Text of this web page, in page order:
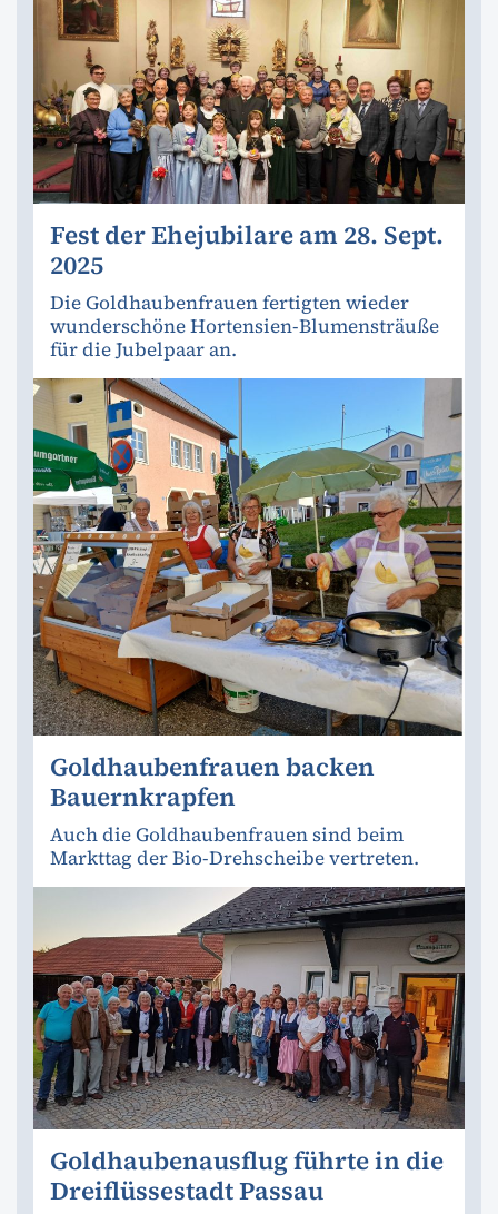
Fest der Ehejubilare am 28. Sept.
2025
Die Goldhaubenfrauen fertigten wieder
wunderschöne Hortensien-Blumensträuße
für die Jubelpaar an.
Goldhaubenfrauen backen
Bauernkrapfen
Auch die Goldhaubenfrauen sind beim
Markttag der Bio-Drehscheibe vertreten.
Goldhaubenausflug führte in die
Dreiflüssestadt Passau